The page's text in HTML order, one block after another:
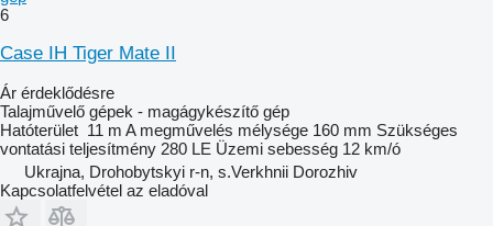
6
Case IH Tiger Mate II
Ár érdeklődésre
Talajművelő gépek - magágykészítő gép
Hatóterület 11 m A megművelés mélysége 160 mm Szükséges
vontatási teljesítmény 280 LE Üzemi sebesség 12 km/ó
Ukrajna, Drohobytskyi r-n, s.Verkhnii Dorozhiv
Kapcsolatfelvétel az eladóval